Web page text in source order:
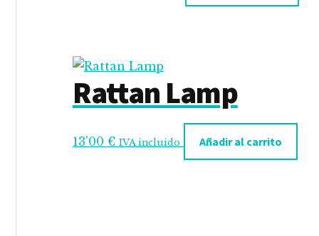
Rattan Lamp
13'00 € IVA incluido Añadir al carrito